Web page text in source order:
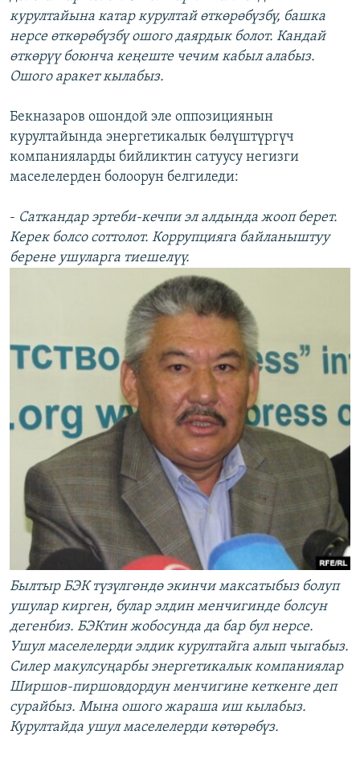
курултайына катар курултай өткөрөбүзбү, башка
нерсе өткөрөбүзбү ошого даярдык болот. Кандай
өткөрүү боюнча кеңеште чечим кабыл алабыз.
Ошого аракет кылабыз.
Бекназаров ошондой эле оппозициянын
курултайында энергетикалык бөлүштүргүч
компанияларды бийликтин сатуусу негизги
маселелерден болоорун белгиледи:
- Саткандар эртеби-кечпи эл алдында жооп берет.
Керек болсо соттолот. Коррупцияга байланыштуу
берене ушуларга тиешелүү.
Былтыр БЭК түзүлгөндө экинчи максатыбыз болуп
ушулар кирген, булар элдин менчигинде болсун
дегенбиз. БЭКтин жобосунда да бар бул нерсе.
Ушул маселелерди элдик курултайга алып чыгабыз.
Силер макулсуңарбы энергетикалык компаниялар
Ширшов-пиршовдордун менчигине кеткенге деп
сурайбыз. Мына ошого жараша иш кылабыз.
Курултайда ушул маселелерди көтөрөбүз.